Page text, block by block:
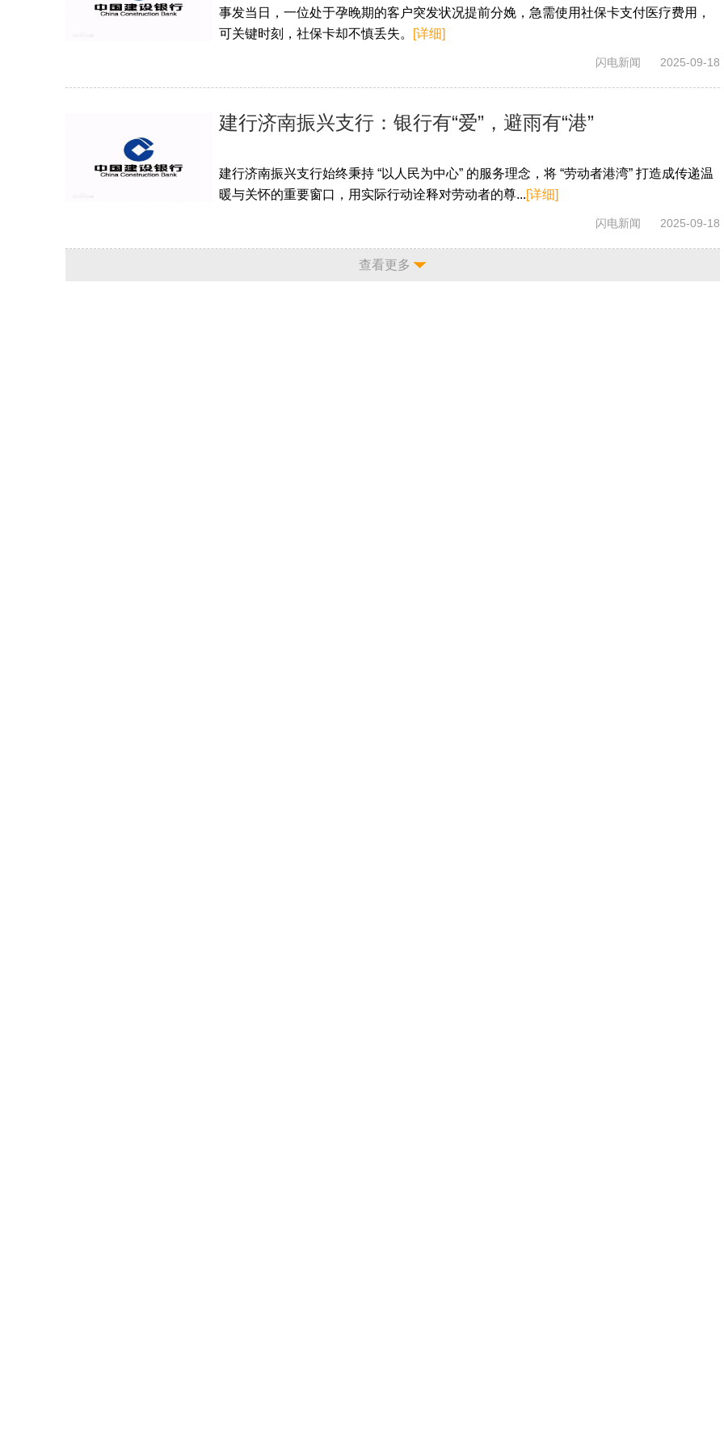
事发当日，一位处于孕晚期的客户突发状况提前分娩，急需使用社保卡支付医疗费用，
可关键时刻，社保卡却不慎丢失。
[详细]
闪电新闻 2025-09-18
建行济南振兴支行：银行有“爱”，避雨有“港”
建行济南振兴支行始终秉持 “以人民为中心” 的服务理念，将 “劳动者港湾” 打造成传递温
暖与关怀的重要窗口，用实际行动诠释对劳动者的尊...[详细]
闪电新闻 2025-09-18
查看更多